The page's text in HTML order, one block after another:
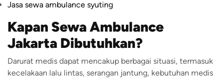
Jasa sewa ambulance syuting
Kapan Sewa Ambulance
Jakarta Dibutuhkan?
Darurat medis dapat mencakup berbagai situasi, termasuk
kecelakaan lalu lintas, serangan jantung, kebutuhan medis